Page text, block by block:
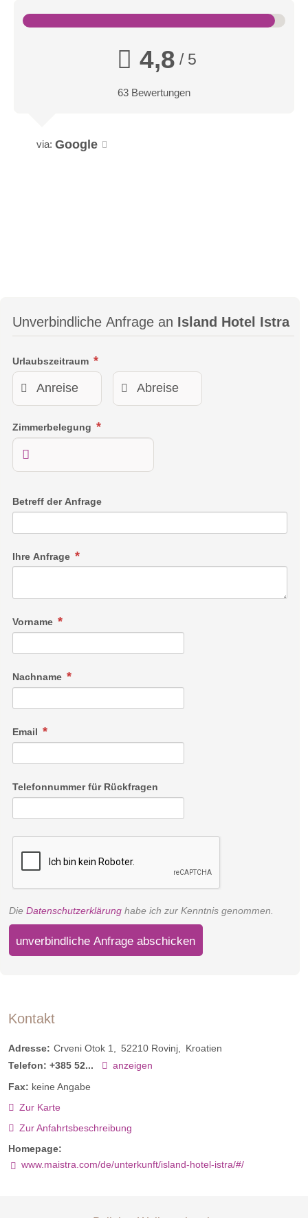
4,8 / 5
63 Bewertungen
via: Google
Unverbindliche Anfrage an Island Hotel Istra
Urlaubszeitraum
Zimmerbelegung
Betreff der Anfrage
Ihre Anfrage
Vorname
Nachname
Email
Telefonnummer für Rückfragen
Die Datenschutzerklärung habe ich zur Kenntnis genommen.
unverbindliche Anfrage abschicken
Kontakt
Adresse: Crveni Otok 1 52210 Rovinj
Kroatien
Telefon: +385 52...
anzeigen
Fax: keine Angabe
Zur Karte
Zur Anfahrtsbeschreibung
Homepage:
www.maistra.com/de/unterkunft/island-hotel-istra/#/